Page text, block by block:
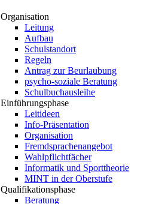
Organisation
Leitung
Aufbau
Schulstandort
Regeln
Antrag zur Beurlaubung
psycho-soziale Beratung
Schulbuchausleihe
Einführungsphase
Leitideen
Info-Präsentation
Organisation
Fremdsprachenangebot
Wahlpflichtfächer
Informatik und Sporttheorie
MINT in der Oberstufe
Qualifikationsphase
Beratung